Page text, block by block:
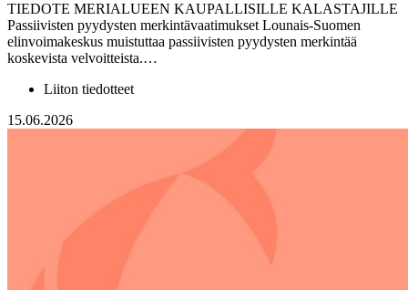
TIEDOTE MERIALUEEN KAUPALLISILLE KALASTAJILLE
Passiivisten pyydysten merkintävaatimukset Lounais-Suomen
elinvoimakeskus muistuttaa passiivisten pyydysten merkintää
koskevista velvoitteista.…
Liiton tiedotteet
15.06.2026